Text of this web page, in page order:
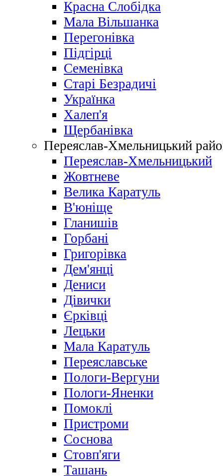
Красна Слобідка
Мала Вільшанка
Перегонівка
Підгірці
Семенівка
Старі Безрадичі
Українка
Халеп'я
Щербанівка
Переяслав-Хмельницький
Переяслав-Хмельницький
Жовтневе
Велика Каратуль
В'юніще
Гланишів
Горбані
Григорівка
Дем'янці
Дениси
Дівички
Єрківці
Лецьки
Мала Каратуль
Переяславське
Пологи-Вергуни
Пологи-Яненки
Помоклі
Пристроми
Соснова
Стовп'яги
Ташань